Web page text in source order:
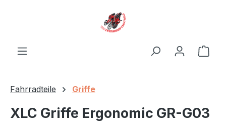
Fahrradteile Griffe
XLC Griffe Ergonomic GR-G03